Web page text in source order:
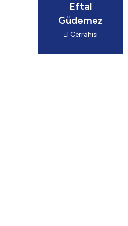
Eftal
Güdemez
El Cerrahisi